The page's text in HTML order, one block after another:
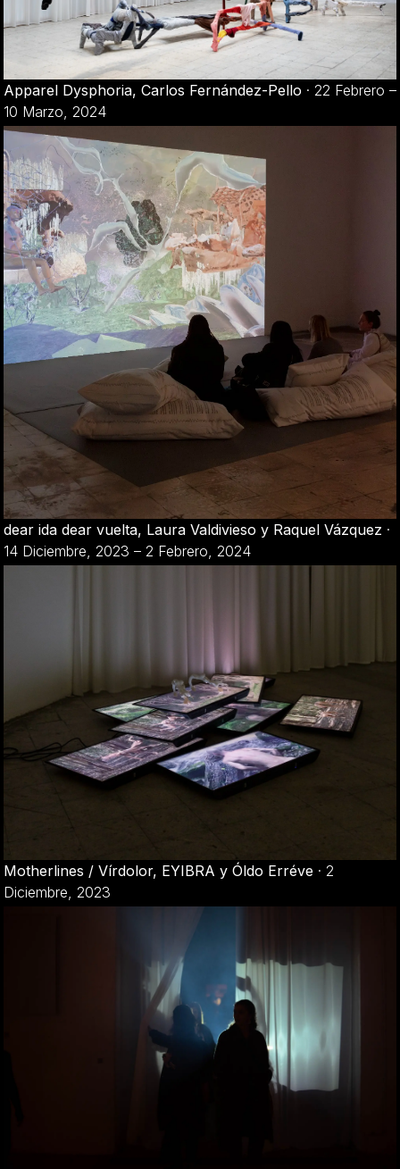
Apparel Dysphoria, Carlos Fernández-Pello · 22 Febrero –
10 Marzo, 2024
dear ida dear vuelta, Laura Valdivieso y Raquel Vázquez ·
14 Diciembre, 2023 – 2 Febrero, 2024
Motherlines / Vírdolor, EYIBRA y Óldo Erréve · 2
Diciembre, 2023